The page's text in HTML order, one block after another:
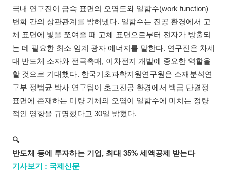
국내 연구진이 금속 표면의 오염도와 일함수(work function)
변화 간의 상관관계를 밝혀냈다. 일함수는 진공 환경에서 고
체 표면에 빛을 쪼여줄 때 고체 표면으로부터 전자가 방출되
는 데 필요한 최소 임계 광자 에너지를 말한다. 연구진은 차세
대 반도체 소자와 전극촉매, 이차전지 개발에 중요한 역할을
할 것으로 기대했다. 한국기초과학지원연구원은 소재분석연
구부 정범균 박사 연구팀이 초고진공 환경에서 백금 단결정
표면에 존재하는 미량 기체의 오염이 일함수에 미치는 정량
적인 영향을 규명했다고 30일 밝혔다.
🔍
반도체 등에 투자하는 기업, 최대 35% 세액공제 받는다
기사보기 : 국제신문